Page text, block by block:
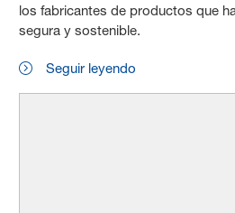
los fabricantes de productos que
segura y sostenible.
Seguir leyendo